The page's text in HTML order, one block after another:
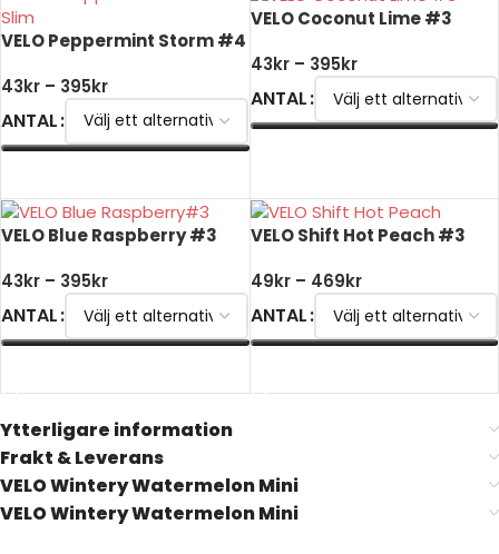
VELO Peppermint Storm #4
43kr – 395kr
ANTAL
VELO Coconut Lime #3
43kr – 395kr
ANTAL
VELO Blue Raspberry #3
43kr – 395kr
ANTAL
VELO Shift Hot Peach #3
49kr – 469kr
ANTAL
Ytterligare information
Frakt & Leverans
VELO Wintery Watermelon Mini
VELO Wintery Watermelon Mini